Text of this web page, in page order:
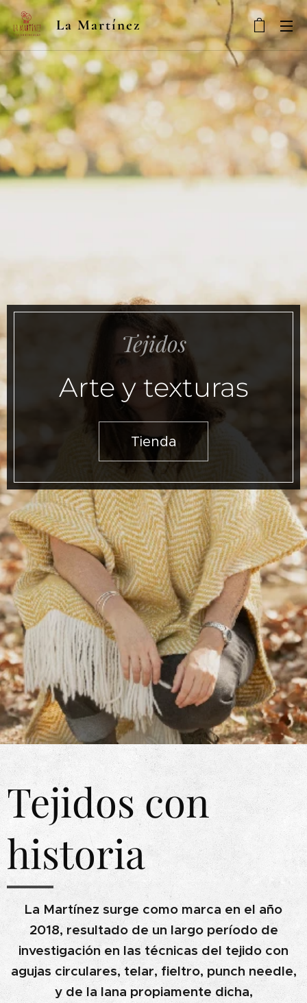
La Martínez
Tejidos
Arte y texturas
Tienda
Tejidos con
historia
La Martínez surge como marca en el año
2018, resultado de un largo período de
investigación en las técnicas del tejido con
agujas circulares, telar, fieltro, punch needle,
y de la lana propiamente dicha,